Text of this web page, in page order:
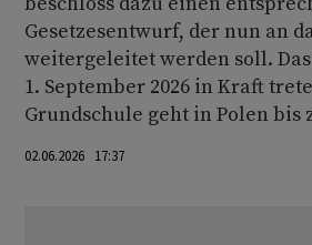
Gesetzesentwurf, der nun an
weitergeleitet werden soll.
1. September 2026 in Kraft
Grundschule geht in Polen bis
02.06.2026 17:37